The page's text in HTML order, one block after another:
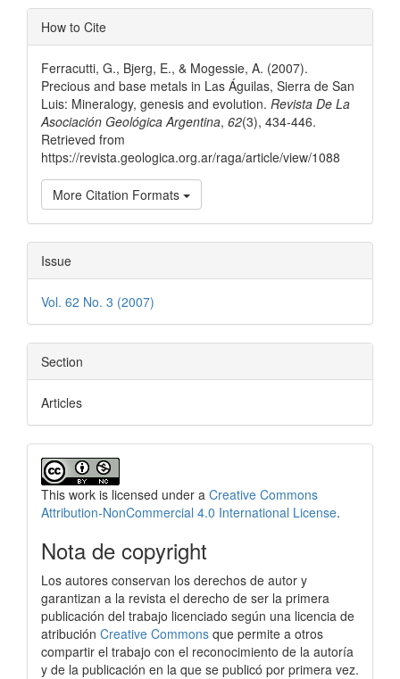
Article
Details
How to Cite
Ferracutti, G., Bjerg, E., & Mogessie, A. (2007).
Precious and base metals in Las Águilas, Sierra de San
Luis: Mineralogy, genesis and evolution. Revista De La
Asociación Geológica Argentina, 62(3), 434-446.
Retrieved from
https://revista.geologica.org.ar/raga/article/view/1088
More Citation Formats
Issue
Vol. 62 No. 3 (2007)
Section
Articles
This work is licensed under a Creative Commons
Attribution-NonCommercial 4.0 International License.
Nota de copyright
Los autores conservan los derechos de autor y
garantizan a la revista el derecho de ser la primera
publicación del trabajo licenciado según una licencia de
atribución Creative Commons que permite a otros
compartir el trabajo con el reconocimiento de la autoría
y de la publicación en la que se publicó por primera vez.